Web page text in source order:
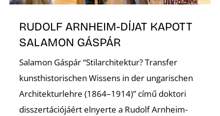
RUDOLF ARNHEIM-DÍJAT KAPOTT
SALAMON GÁSPÁR
Salamon Gáspár “Stilarchitektur? Transfer
kunsthistorischen Wissens in der ungarischen
Architekturlehre (1864–1914)” című doktori
disszertációjáért elnyerte a Rudolf Arnheim-